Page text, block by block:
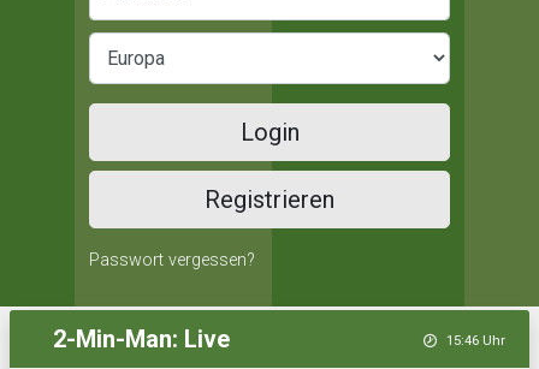
Login
Registrieren
Passwort vergessen?
2-Min-Man: Live 15:46 Uhr